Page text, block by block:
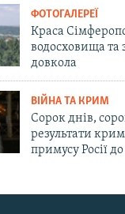
ФОТОГАЛЕРЕЇ
Краса
водосховища та
довкола
ВІЙНА ТА КРИМ
Сорок днів,
результати
примусу Росії